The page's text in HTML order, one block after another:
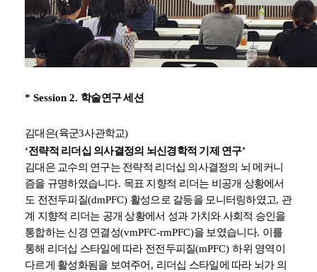
* Session 2. 학술연구 세션
김대은(육군3사관학교)
‘전략적 리더십 의사결정의 뇌신경학적 기제 연구’
김대은 교수의 연구는 전략적 리더십 의사결정의 뇌 메커니
즘을 규명하였습니다. 목표 지향적 리더는 비공개 상황에서
도 전전두피질(dmPFC) 활성으로 갈등을 모니터링하였고, 관
계 지향적 리더는 공개 상황에서 성과 가치와 사회적 승인을
통합하는 신경 연결성(vmPFC-rmPFC)을 보였습니다. 이를
통해 리더십 스타일에 따라 전전두피질(mPFC)하위 영역이
다르게 활성화됨을 보여주어 , 리더십 스타일에 따라 뇌가 의